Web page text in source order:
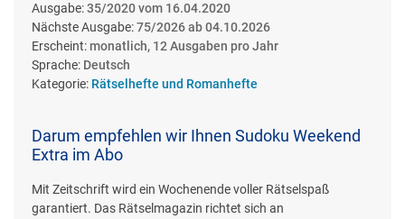
Ausgabe:35/2020 vom 16.04.2020
Nächste Ausgabe:75/2026 ab 04.10.2026
Erscheint: monatlich, 12 Ausgaben pro Jahr
Sprache: Deutsch
Kategorie: Rätselhefte und Romanhefte
Darum empfehlen wir Ihnen Sudoku Weekend
Extra im Abo
Mit Zeitschrift wird ein Wochenende voller Rätselspaß
garantiert. Das Rätselmagazin richtet sich an